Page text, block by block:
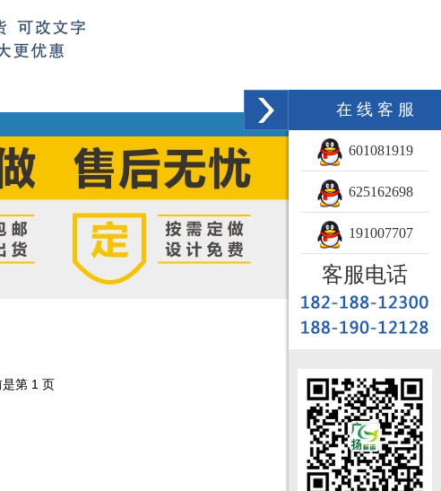
第 1 页
在 线 客 服
601081919
625162698
191007707
客服电话